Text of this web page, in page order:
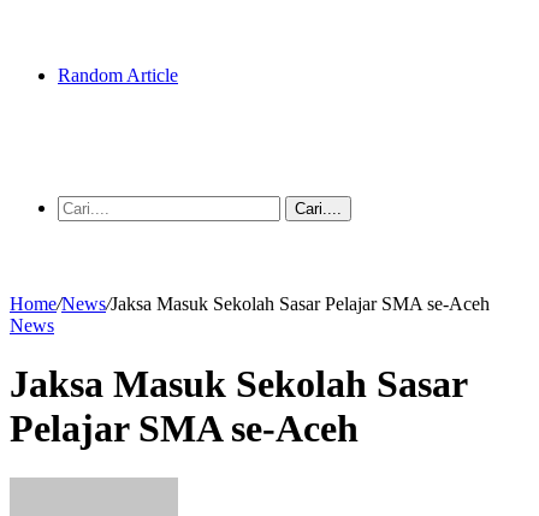
Random Article
Cari....
Home/News/Jaksa Masuk Sekolah Sasar Pelajar SMA se-Aceh
News
Jaksa Masuk Sekolah Sasar
Pelajar SMA se-Aceh